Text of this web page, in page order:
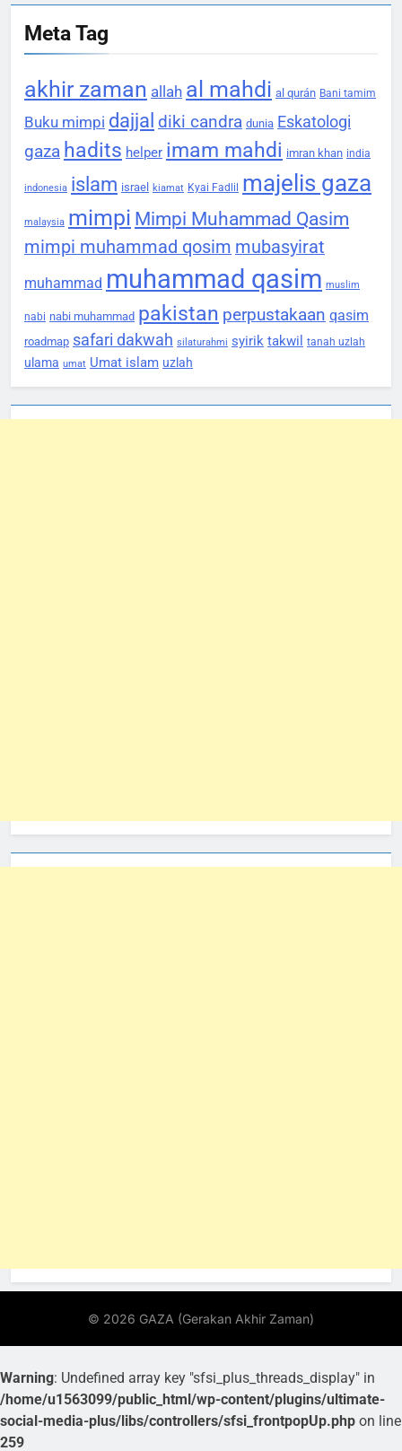
Meta Tag
akhir zaman allah al mahdi al qurán Bani tamim
Buku mimpi dajjal diki candra dunia Eskatologi
gaza hadits helper imam mahdi imran khan india
indonesia islam israel kiamat Kyai Fadlil majelis gaza
malaysia mimpi Mimpi Muhammad Qasim
mimpi muhammad qosim mubasyirat
muhammad muhammad qasim muslim
nabi nabi muhammad pakistan perpustakaan qasim
roadmap safari dakwah silaturahmi syirik takwil tanah uzlah
ulama umat Umat islam uzlah
Warning: Undefined array key "sfsi_plus_threads_display" in
/home/u1563099/public_html/wp-content/plugins/ultimate-
social-media-plus/libs/controllers/sfsi_frontpopUp.php on line
259